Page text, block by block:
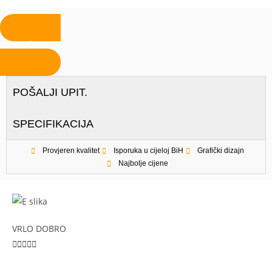
Pozovite
POŠALJI UPIT.
SPECIFIKACIJA
Provjeren kvalitet Isporuka u cijeloj BiH
Grafički dizajn
Najbolje cijene
VRLO DOBRO
